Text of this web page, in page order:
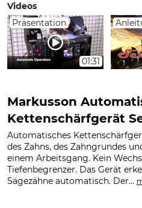
Videos
Präsentation
01:31
Markusson
Kettenschärfgerät
Automatisches
des Zahns, des Zahngrundes
einem Arbeitsgang. Kein
Tiefenbegrenzer. Das Gerät
Sägezähne automatisch. Der...